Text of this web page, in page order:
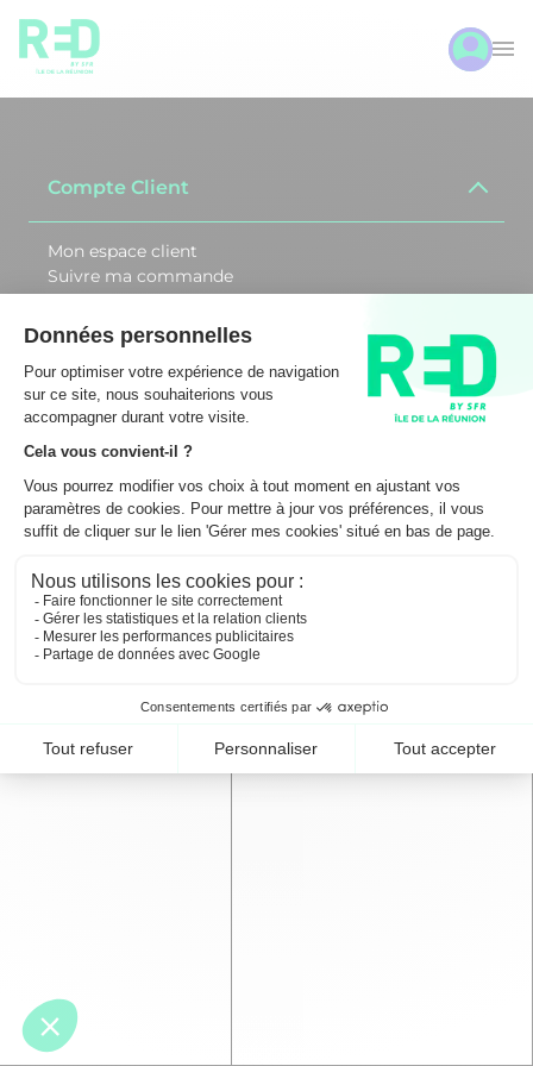
Compte Client
Mon espace client
Suivre ma commande
Activer ma carte SIM
Débloquer ma SIM
Changer de CB
Assistance
REDbySFR Réunion